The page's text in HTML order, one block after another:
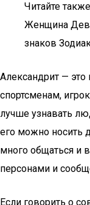
Читайте
Женщина
знаков
Александрит —
спортсменам,
лучше узнавать
его можно носить
много общаться и
персонами и
Если говорить о